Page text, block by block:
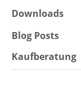
Downloads
Blog Posts
Kaufberatung